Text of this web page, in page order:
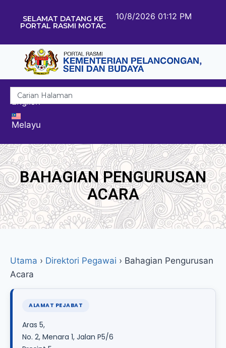
SELAMAT DATANG KE
PORTAL RASMI MOTAC
10/8/2026 01:12 PM
English
Melayu
BAHAGIAN PENGURUSAN
ACARA
Utama › Direktori Pegawai › Bahagian Pengurusan
Acara
ALAMAT PEJABAT
Aras 5,
No. 2, Menara 1, Jalan P5/6